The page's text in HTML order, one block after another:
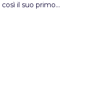
il suo primo